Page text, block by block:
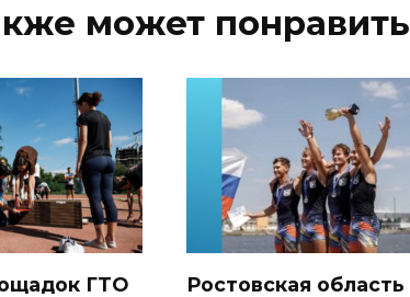
может
ГТО
Ростовская область